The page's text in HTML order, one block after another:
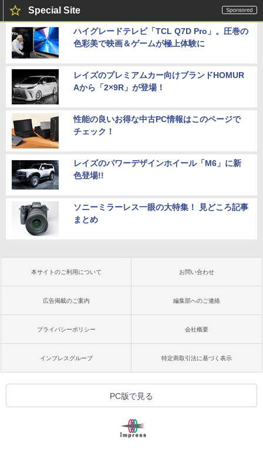
Special Site
ハイグレードテレビ「TCL Q7D Pro」。圧巻の
色彩美で映画＆ゲームが極上体験に
レイズのプレミアムカー向けブランドHOMUR
Aから「2×9R」が登場！
性能の良いお得な中古PC情報はこのページで
チェック！
レイズのパワーデザインホイール「M6」に新
色登場!!
ソニーミラーレス一眼の大特集！ 見どころ記事
まとめ
本サイトのご利用について お問い合わせ
広告掲載のご案内 編集部へのご連絡
プライバシーポリシー 会社概要
インプレスグループ 特定商取引法に基づく表示
PC版で見る